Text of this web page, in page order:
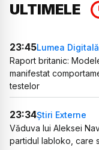
ULTIMELE
23:45Lumea Digitală
Raport britanic:
manifestat
testelor
23:34Știri Externe
Văduva lui Aleksei
partidul Iabloko, care